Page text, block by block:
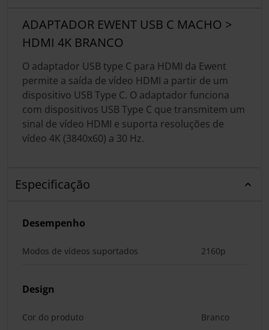
ADAPTADOR EWENT USB C MACHO >
HDMI 4K BRANCO
O adaptador USB type C para HDMI da Ewent
permite a saída de vídeo HDMI a partir de um
dispositivo USB Type C. O adaptador funciona
com dispositivos USB Type C que transmitem um
sinal de vídeo HDMI e suporta resoluções de
vídeo 4K (3840x60) a 30 Hz.
Especificação
Desempenho
Modos de vídeos suportados 2160p
Design
Cor do produto Branco